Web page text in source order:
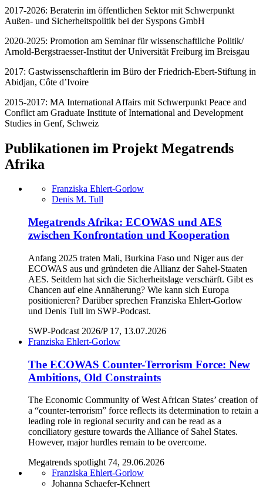
2017-2026: Beraterin im öffentlichen Sektor mit Schwerpunkt
Außen- und Sicherheitspolitik bei der Syspons GmbH
2020-2025: Promotion am Seminar für wissenschaftliche Politik/
Arnold-Bergstraesser-Institut der Universität Freiburg im Breisgau
2017: Gastwissenschaftlerin im Büro der Friedrich-Ebert-Stiftung in
Abidjan, Côte d’Ivoire
2015-2017: MA International Affairs mit Schwerpunkt Peace and
Conflict am Graduate Institute of International and Development
Studies in Genf, Schweiz
Publikationen im Projekt Megatrends
Afrika
Franziska Ehlert-Gorlow
Denis M. Tull
Megatrends Afrika: ECOWAS und AES
zwischen Konfrontation und Kooperation
Anfang 2025 traten Mali, Burkina Faso und Niger aus der
ECOWAS aus und gründeten die Allianz der Sahel-Staaten
AES. Seitdem hat sich die Sicherheitslage verschärft. Gibt es
Chancen auf eine Annäherung? Wie kann sich Europa
positionieren? Darüber sprechen Franziska Ehlert-Gorlow
und Denis Tull im SWP-Podcast.
SWP-Podcast 2026/P 17, 13.07.2026
Franziska Ehlert-Gorlow
The ECOWAS Counter-Terrorism Force: New
Ambitions, Old Constraints
The Economic Community of West African States’ creation of
a “counter-terrorism” force reflects its determination to retain a
leading role in regional security and can be read as a
conciliatory gesture towards the Alliance of Sahel States.
However, major hurdles remain to be overcome.
Megatrends spotlight 74, 29.06.2026
Franziska Ehlert-Gorlow
Johanna Schaefer-Kehnert